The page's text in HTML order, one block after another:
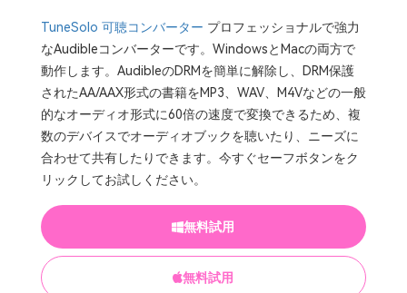
TuneSolo 可聴コンバーター プロフェッショナルで強力
なAudibleコンバーターです。WindowsとMacの両方で
動作します。AudibleのDRMを簡単に解除し、DRM保護
されたAA/AAX形式の書籍をMP3、WAV、M4Vなどの一般
的なオーディオ形式に60倍の速度で変換できるため、複
数のデバイスでオーディオブックを聴いたり、ニーズに
合わせて共有したりできます。今すぐセーフボタンをク
リックしてお試しください。
無料試用
無料試用